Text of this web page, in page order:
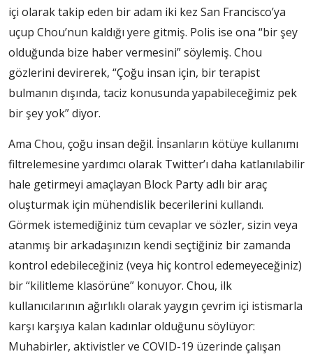
içi olarak takip eden bir adam iki kez San Francisco’ya
uçup Chou’nun kaldığı yere gitmiş. Polis ise ona “bir şey
olduğunda bize haber vermesini” söylemiş. Chou
gözlerini devirerek, “Çoğu insan için, bir terapist
bulmanın dışında, taciz konusunda yapabileceğimiz pek
bir şey yok” diyor.
Ama Chou, çoğu insan değil. İnsanların kötüye kullanımı
filtrelemesine yardımcı olarak Twitter’ı daha katlanılabilir
hale getirmeyi amaçlayan Block Party adlı bir araç
oluşturmak için mühendislik becerilerini kullandı.
Görmek istemediğiniz tüm cevaplar ve sözler, sizin veya
atanmış bir arkadaşınızın kendi seçtiğiniz bir zamanda
kontrol edebileceğiniz (veya hiç kontrol edemeyeceğiniz)
bir “kilitleme klasörüne” konuyor. Chou, ilk
kullanıcılarının ağırlıklı olarak yaygın çevrim içi istismarla
karşı karşıya kalan kadınlar olduğunu söylüyor:
Muhabirler, aktivistler ve COVID-19 üzerinde çalışan